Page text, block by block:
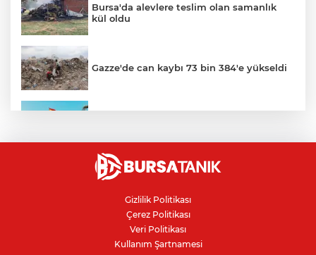
Bursa'da alevlere teslim olan samanlık
kül oldu
Gazze'de can kaybı 73 bin 384'e yükseldi
İnegöllü girişimciden bağış
dolandırıcılığına karşı dijital çözüm
Bursa'da parkta sıra dışı buluşma: Tilki,
kedi ve kirpi aynı karede
Gizlilik Politikası
Çerez Politikası
Veri Politikası
Kullanım Şartnamesi